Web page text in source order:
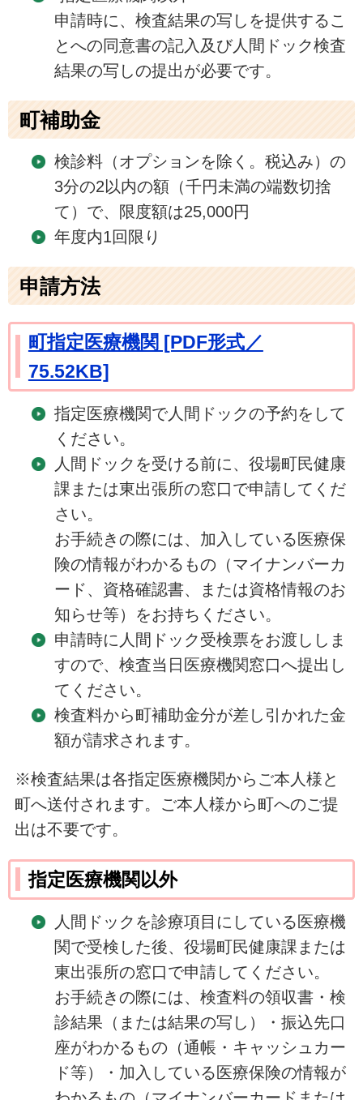
申請時に、検査結果の写しを提供するこ
とへの同意書の記入及び人間ドック検査
結果の写しの提出が必要です。
町補助金
検診料（オプションを除く。税込み）の
3分の2以内の額（千円未満の端数切捨
て）で、限度額は25,000円
年度内1回限り
申請方法
町指定医療機関 [PDF形式／
75.52KB]
指定医療機関で人間ドックの予約をして
ください。
人間ドックを受ける前に、役場町民健康
課または東出張所の窓口で申請してくだ
さい。
お手続きの際には、加入している医療保
険の情報がわかるもの（マイナンバーカ
ード、資格確認書、または資格情報のお
知らせ等）をお持ちください。
申請時に人間ドック受検票をお渡ししま
すので、検査当日医療機関窓口へ提出し
てください。
検査料から町補助金分が差し引かれた金
額が請求されます。
※検査結果は各指定医療機関からご本人様と
町へ送付されます。ご本人様から町へのご提
出は不要です。
指定医療機関以外
人間ドックを診療項目にしている医療機
関で受検した後、役場町民健康課または
東出張所の窓口で申請してください。
お手続きの際には、検査料の領収書・検
診結果（または結果の写し）・振込先口
座がわかるもの（通帳・キャッシュカー
ド等）・加入している医療保険の情報が